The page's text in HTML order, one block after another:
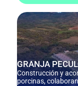
GRANJA
Construcción y
porcinas,